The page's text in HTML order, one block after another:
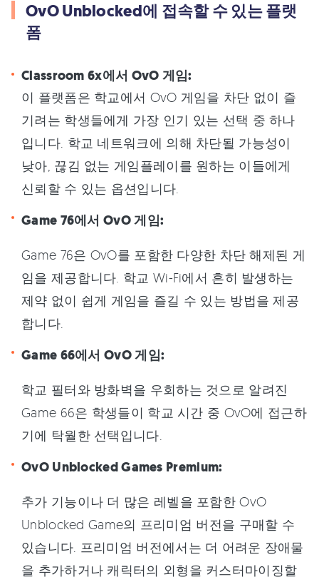
OvO Unblocked에 접속할 수 있는 플랫
폼
Classroom 6x에서 OvO 게임:
이 플랫폼은 학교에서 OvO 게임을 차단 없이 즐
기려는 학생들에게 가장 인기 있는 선택 중 하나
입니다. 학교 네트워크에 의해 차단될 가능성이
낮아, 끊김 없는 게임플레이를 원하는 이들에게
신뢰할 수 있는 옵션입니다.
Game 76에서 OvO 게임:
Game 76은 OvO를 포함한 다양한 차단 해제된 게
임을 제공합니다. 학교 Wi-Fi에서 흔히 발생하는
제약 없이 쉽게 게임을 즐길 수 있는 방법을 제공
합니다.
Game 66에서 OvO 게임:
학교 필터와 방화벽을 우회하는 것으로 알려진
Game 66은 학생들이 학교 시간 중 OvO에 접근하
기에 탁월한 선택입니다.
OvO Unblocked Games Premium:
추가 기능이나 더 많은 레벨을 포함한 OvO
Unblocked Game의 프리미엄 버전을 구매할 수
있습니다. 프리미엄 버전에서는 더 어려운 장애물
을 추가하거나 캐릭터의 외형을 커스터마이징할